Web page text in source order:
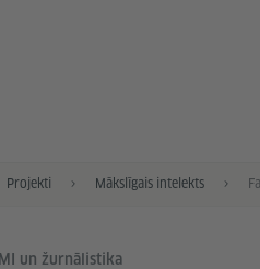
Projekti Mākslīgais intelekts
MI un žurnālistika